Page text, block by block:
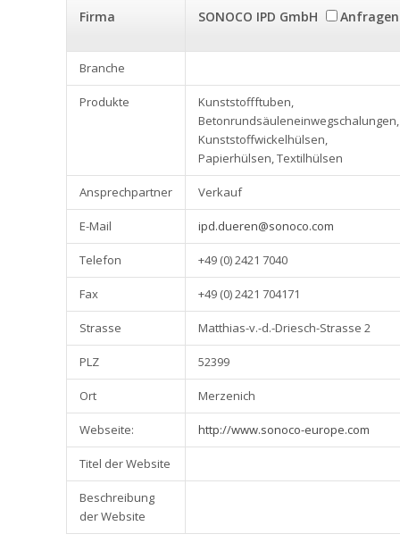
Firma SONOCO IPD GmbH Anfragen
Branche
Produkte
Kunststoffftuben,
Betonrundsäuleneinwegschalungen,
Kunststoffwickelhülsen,
Papierhülsen, Textilhülsen
Ansprechpartner Verkauf
E-Mail ipd.dueren@sonoco.com
Telefon +49 (0) 2421 7040
Fax +49 (0) 2421 704171
Strasse Matthias-v.-d.-Driesch-Strasse 2
PLZ 52399
Ort Merzenich
Webseite: http://www.sonoco-europe.com
Titel der Website
Beschreibung
der Website